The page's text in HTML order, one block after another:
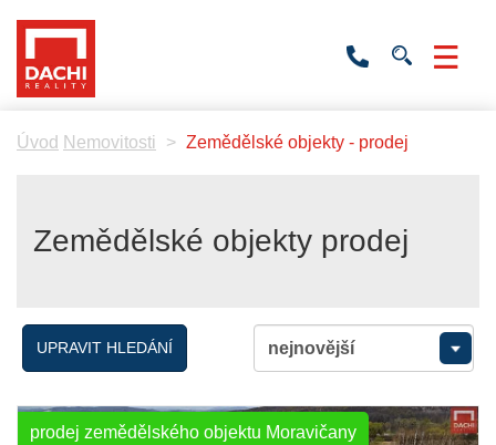
+420
Úvod Nemovitosti Zemědělské objekty - prodej
Zemědělské objekty prodej
UPRAVIT HLEDÁNÍ
prodej zemědělského objektu Moravičany